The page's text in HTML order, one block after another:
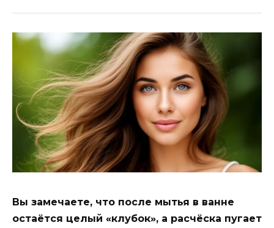
Вы замечаете, что после мытья в ванне
остаётся целый «клубок», а расчёска пугает